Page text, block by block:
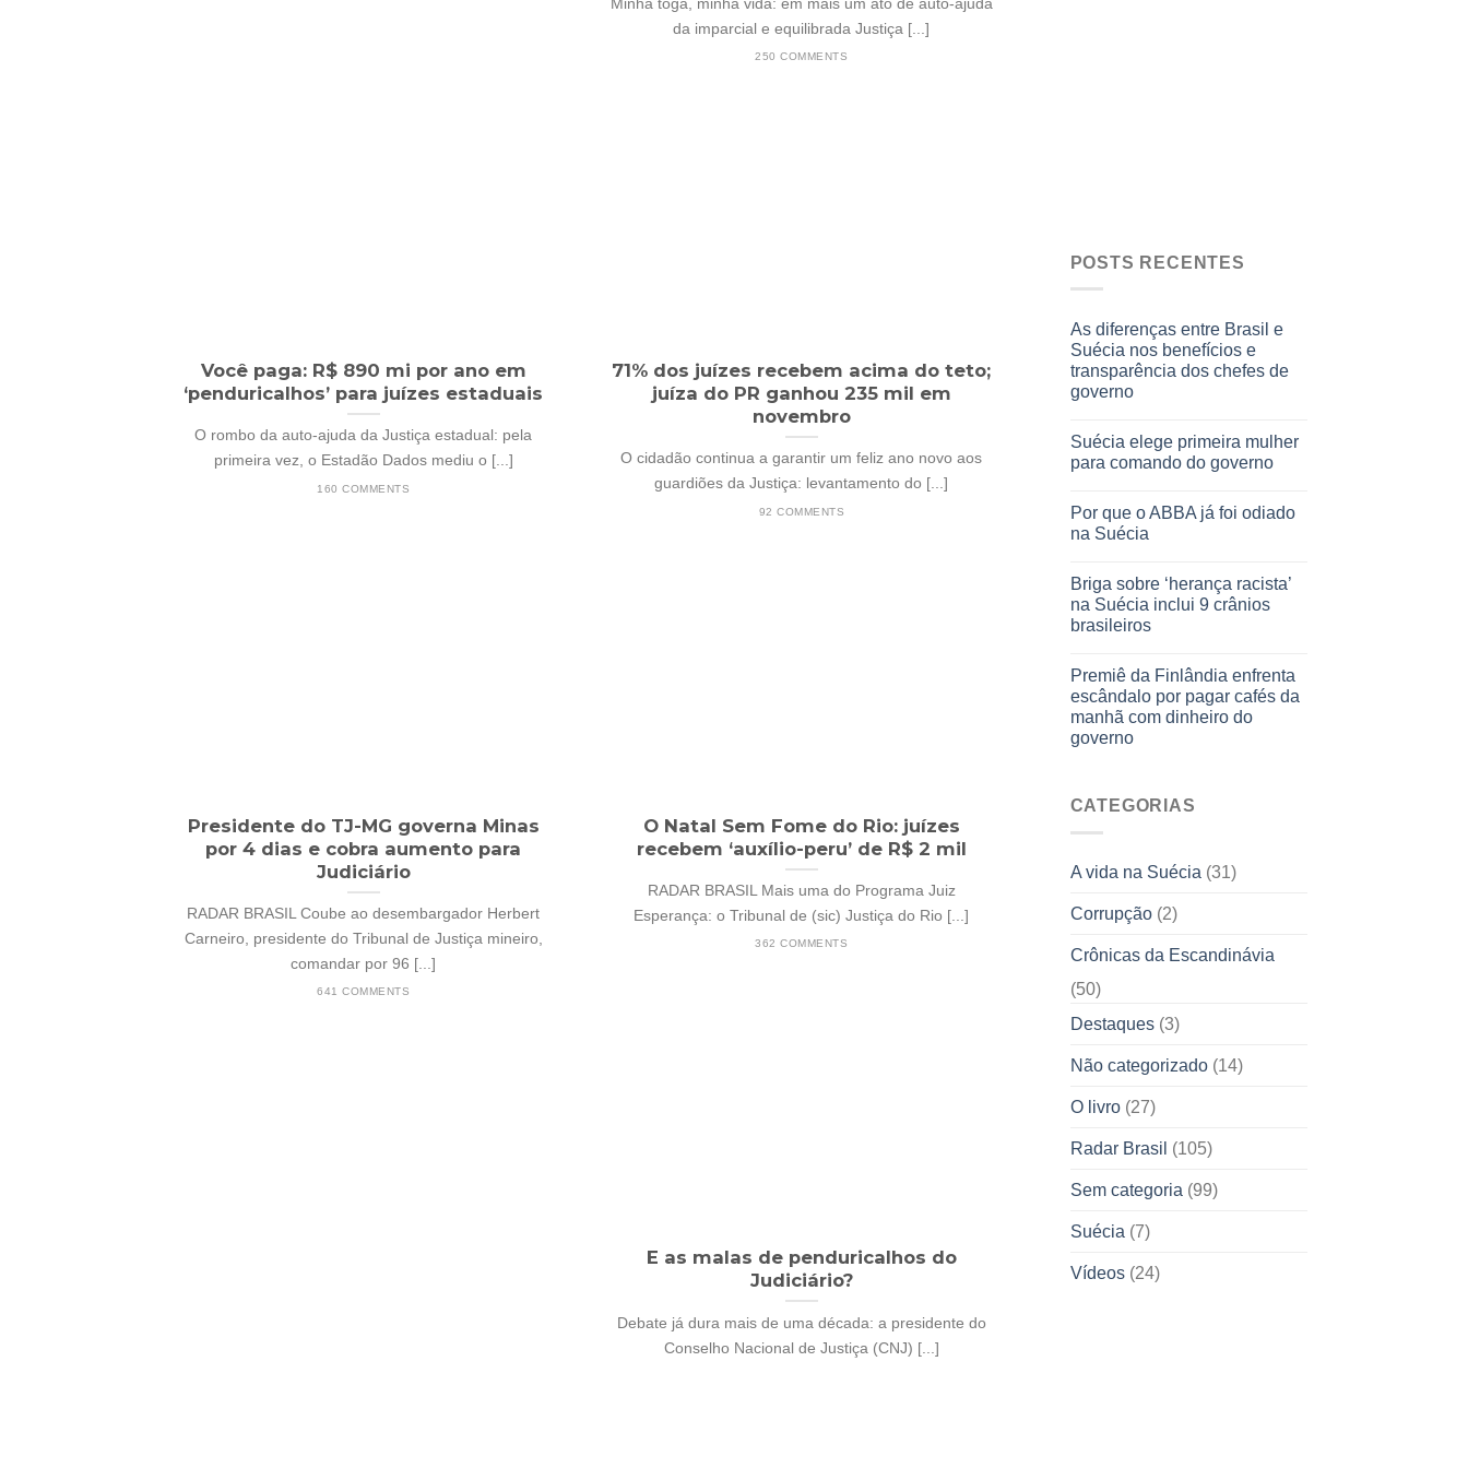
da imparcial e equilibrada Justiça [...]
250 COMMENTS
Você paga: R$ 890 mi por ano em
‘penduricalhos’ para juízes estaduais
O rombo da auto-ajuda da Justiça estadual: pela
primeira vez, o Estadão Dados mediu o [...]
160 COMMENTS
71% dos juízes recebem acima do teto;
juíza do PR ganhou 235 mil em
novembro
O cidadão continua a garantir um feliz ano novo aos
guardiões da Justiça: levantamento do [...]
92 COMMENTS
Presidente do TJ-MG governa Minas
por 4 dias e cobra aumento para
Judiciário
RADAR BRASIL Coube ao desembargador Herbert
Carneiro, presidente do Tribunal de Justiça mineiro,
comandar por 96 [...]
641 COMMENTS
O Natal Sem Fome do Rio: juízes
recebem ‘auxílio-peru’ de R$ 2 mil
RADAR BRASIL Mais uma do Programa Juiz
Esperança: o Tribunal de (sic) Justiça do Rio [...]
362 COMMENTS
E as malas de penduricalhos do
Judiciário?
Debate já dura mais de uma década: a presidente do
Conselho Nacional de Justiça (CNJ) [...]
POSTS RECENTES
As diferenças entre Brasil e
Suécia nos benefícios e
transparência dos chefes de
governo
Suécia elege primeira mulher
para comando do governo
Por que o ABBA já foi odiado
na Suécia
Briga sobre ‘herança racista’
na Suécia inclui 9 crânios
brasileiros
Premiê da Finlândia enfrenta
escândalo por pagar cafés da
manhã com dinheiro do
governo
CATEGORIAS
A vida na Suécia (31)
Corrupção(2)
Crônicas da Escandinávia
(50)
Destaques(3)
Não categorizado(14)
O livro(27)
Radar Brasil (105)
Sem categoria (99)
Suécia (7)
Vídeos(24)